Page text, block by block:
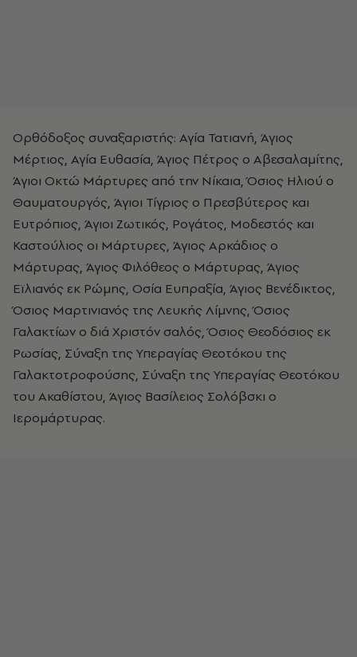
Ορθόδοξος συναξαριστής: Αγία Τατιανή, Άγιος
Μέρτιος, Αγία Ευθασία, Άγιος Πέτρος ο Αβεσαλαμίτης,
Άγιοι Οκτώ Μάρτυρες από την Νίκαια, Όσιος Ηλιού ο
Θαυματουργός, Άγιοι Τίγριος ο Πρεσβύτερος και
Ευτρόπιος, Άγιοι Ζωτικός, Ρογάτος, Μοδεστός και
Καστούλιος οι Μάρτυρες, Άγιος Αρκάδιος ο
Μάρτυρας, Άγιος Φιλόθεος ο Μάρτυρας, Άγιος
Εϊλιανός εκ Ρώμης, Οσία Ευπραξία, Άγιος Βενέδικτος,
Όσιος Μαρτινιανός της Λευκής Λίμνης, Όσιος
Γαλακτίων ο διά Χριστόν σαλός, Όσιος Θεοδόσιος εκ
Ρωσίας, Σύναξη της Υπεραγίας Θεοτόκου της
Γαλακτοτροφούσης, Σύναξη της Υπεραγίας Θεοτόκου
του Ακαθίστου, Άγιος Βασίλειος Σολόβσκι ο
Ιερομάρτυρας.